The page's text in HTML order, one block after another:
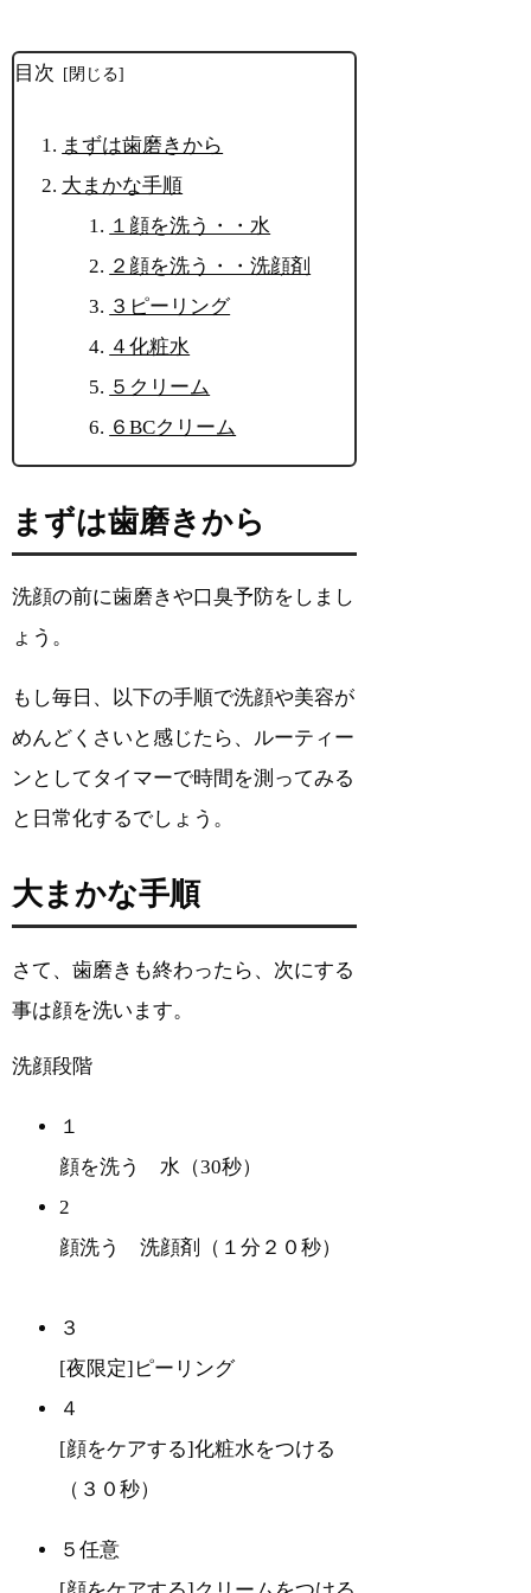
目次
まずは歯磨きから
大まかな手順
１顔を洗う・・水
２顔を洗う・・洗顔剤
３ピーリング
４化粧水
５クリーム
６BCクリーム
まずは歯磨きから
洗顔の前に歯磨きや口臭予防をしまし
ょう。
もし毎日、以下の手順で洗顔や美容が
めんどくさいと感じたら、ルーティー
ンとしてタイマーで時間を測ってみる
と日常化するでしょう。
大まかな手順
さて、歯磨きも終わったら、次にする
事は顔を洗います。
洗顔段階
１
顔を洗う 水（30秒）
2
顔洗う 洗顔剤（１分２０秒）
３
[夜限定]ピーリング
４
[顔をケアする]化粧水をつける
（３０秒）
５任意